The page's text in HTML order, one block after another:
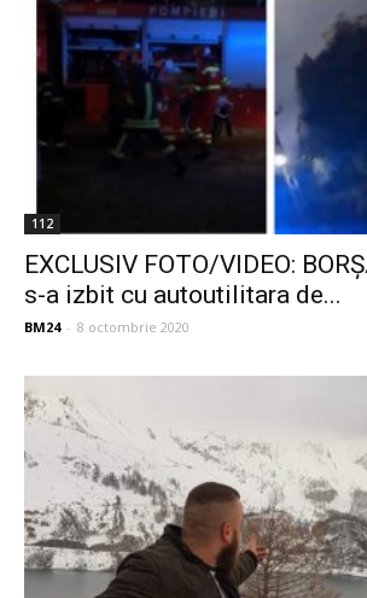
112
EXCLUSIV FOTO/VIDEO:
s-a izbit cu autoutilitara de...
BM24 - 8 octombrie 2020